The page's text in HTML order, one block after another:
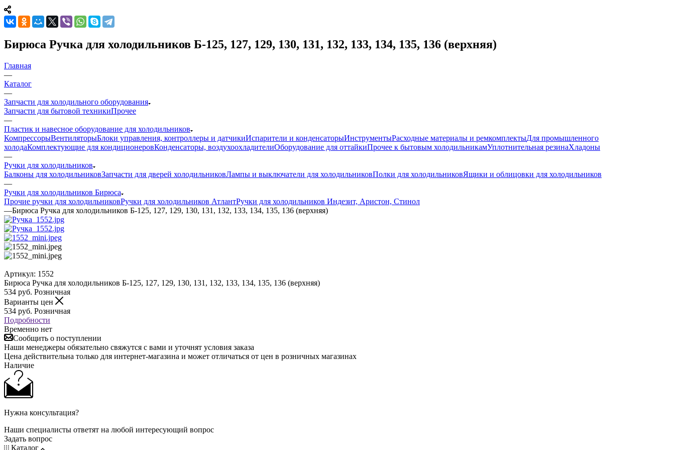
Бирюса Ручка для холодильников Б-125, 127, 129, 130, 131, 132, 133, 134, 135, 136 (верхняя)
Главная
—
Каталог
—
Запчасти для холодильного оборудования
Запчасти для бытовой техникиПрочее
—
Пластик и навесное оборудование для холодильников
КомпрессорыВентиляторыБлоки управления, контроллеры и датчикиИспарители и конденсаторыИнструментыРасходные материалы и ремкомплектыДля промышленного
холодаКомплектующие для кондиционеровКонденсаторы, воздухоохладителиОборудование для оттайкиПрочее к бытовым холодильникамУплотнительная резинаХладоны
—
Ручки для холодильников
Балконы для холодильниковЗапчасти для дверей холодильниковЛампы и выключатели для холодильниковПолки для холодильниковЯщики и облицовки для холодильников
—
Ручки для холодильников Бирюса
Прочие ручки для холодильниковРучки для холодильников АтлантРучки для холодильников Индезит, Аристон, Стинол
—Бирюса Ручка для холодильников Б-125, 127, 129, 130, 131, 132, 133, 134, 135, 136 (верхняя)
Артикул: 1552
Бирюса Ручка для холодильников Б-125, 127, 129, 130, 131, 132, 133, 134, 135, 136 (верхняя)
534 руб. Розничная
Варианты цен
534 руб. Розничная
Подробности
Временно нет
Сообщить о поступлении
Наши менеджеры обязательно свяжутся с вами и уточнят условия заказа
Цена действительна только для интернет-магазина и может отличаться от цен в розничных магазинах
Наличие
Нужна консультация?
Наши специалисты ответят на любой интересующий вопрос
Задать вопрос
Каталог